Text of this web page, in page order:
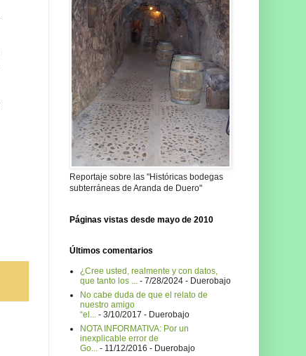
Reportaje sobre las "Históricas bodegas
subterráneas de Aranda de Duero"
Páginas vistas desde mayo de 2010
Últimos comentarios
¿Cree usted, realmente y con datos,
que tanto los ...
- 7/28/2024 - Duerobajo
No cabe duda de que el relato de
nuestro amigo
“el...
- 3/10/2017 - Duerobajo
NOTA INFORMATIVA: Por un
inexplicable error de
Go...
- 11/12/2016 - Duerobajo